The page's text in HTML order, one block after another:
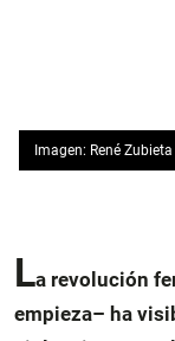
Imagen: René Zubieta
La revolución
empieza– ha